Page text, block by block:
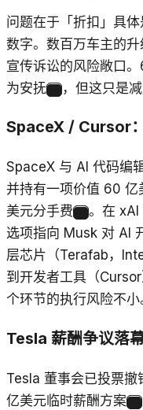
问题在于「折扣」具
数字。数百万车主的
宣传诉讼的风险敞口
为安抚
，但这只是
SpaceX / Cursor
SpaceX 与 AI 代码编
并持有一项价值 60 亿
美元分手费
。在 xAI
选项指向 Musk 对 AI
层芯片（Terafab，
到开发者工具（
个环节的执行风险不小
Tesla 薪酬争议落
Tesla 董事会已投票
亿美元临时薪酬方案